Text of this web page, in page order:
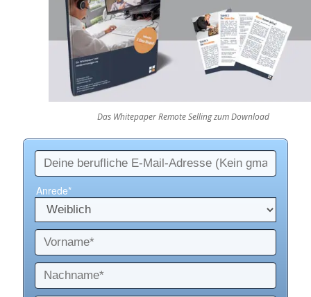
Das Whitepaper Remote Selling zum Download